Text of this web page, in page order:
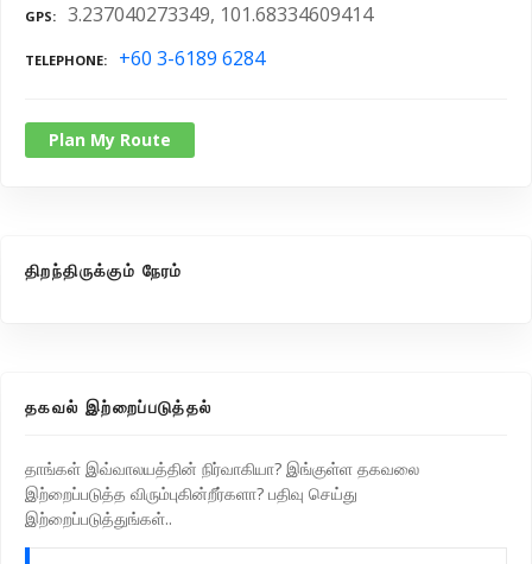
GPS 3.237040273349, 101.68334609414
TELEPHONE +60 3-6189 6284
Plan My Route
திறந்திருக்கும் நேரம்
தகவல் இற்றைப்படுத்தல்
தாங்கள் இவ்வாலயத்தின் நிர்வாகியா? இங்குள்ள தகவலை
இற்றைப்படுத்த விரும்புகின்றீர்களா? பதிவு செய்து
இற்றைப்படுத்துங்கள்..